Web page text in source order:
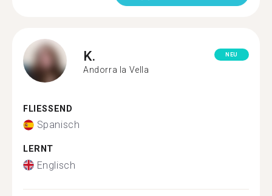
K.
Andorra la Vella
NEU
FLIESSEND
Spanisch
LERNT
Englisch